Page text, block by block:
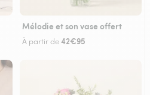
Mélodie et son vase offert
À partir de42€95